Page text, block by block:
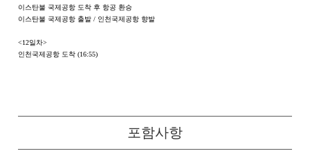
이스탄불 국제공항 도착 후 항공 환승
이스탄불 국제공항 출발 / 인천국제공항 향발
<12일차>
인천국제공항 도착 (16:55)
포함사항